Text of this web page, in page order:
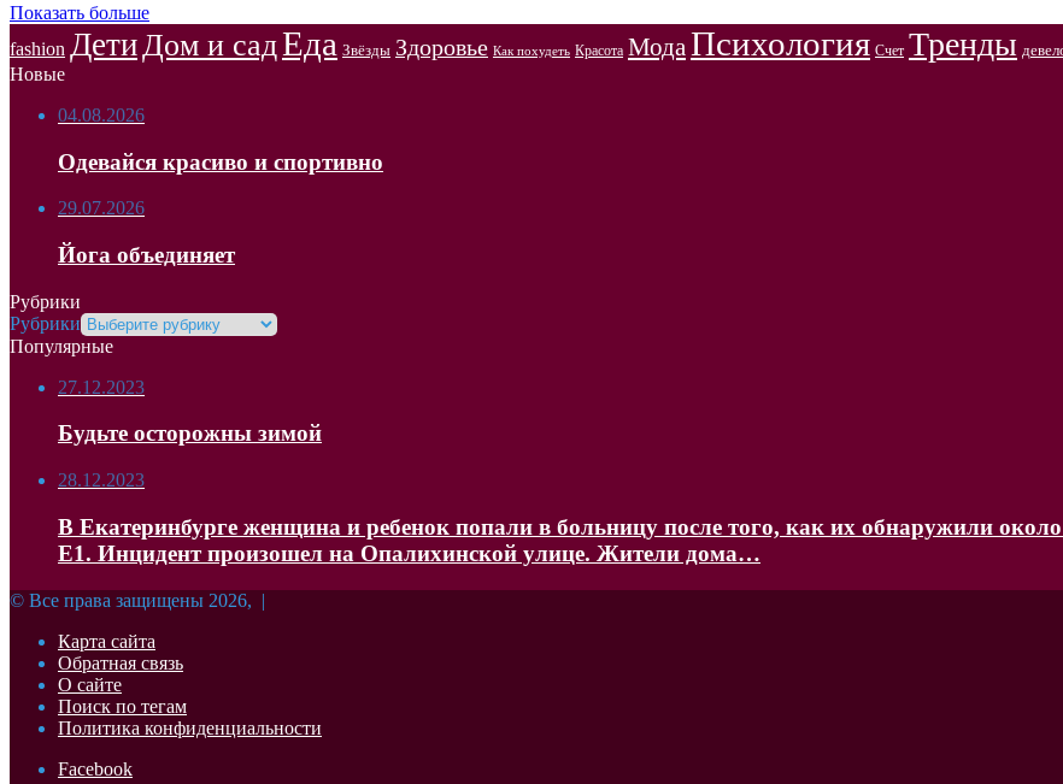
Показать больше
fashion ДетиДом и садЕда Звёзды Здоровье Как похудеть Красота Мода Психология Счет Тренды
Новые
04.08.2026
Одевайся красиво и спортивно
29.07.2026
Йога объединяет
Рубрики
Рубрики
Популярные
27.12.2023
Будьте осторожны зимой
28.12.2023
В Екатеринбурге женщина и ребенок попали в больницу после того, как их обнаружили
Е1. Инцидент произошел на Опалихинской улице. Жители дома…
© Все права защищены 2026, |
Карта сайта
Обратная связь
О сайте
Поиск по тегам
Политика конфиденциальности
Facebook